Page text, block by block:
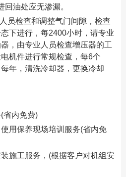
回油处应无渗漏。
员检查和调整气门间隙，检查
下进行，每2400小时，请专业
，由专业人员检查增压器的工
机件进行常规检查，每6个
年，清洗冷却器，更换冷却
省内免费)
用保养现场培训服务(省内免
施工服务，(根据客户对机组安